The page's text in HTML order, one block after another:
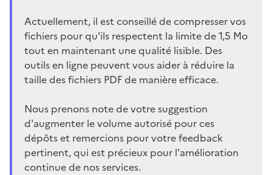
Actuellement, il est conseillé de compresser vos
fichiers pour qu'ils respectent la limite de 1,5 Mo
tout en maintenant une qualité lisible. Des
outils en ligne peuvent vous aider à réduire la
taille des fichiers PDF de manière efficace.
Nous prenons note de votre suggestion
d'augmenter le volume autorisé pour ces
dépôts et remercions pour votre feedback
pertinent, qui est précieux pour l'amélioration
continue de nos services.